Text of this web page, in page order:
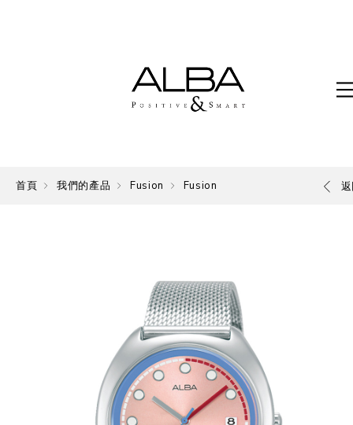
首頁 我們的產品 Fusion Fusion